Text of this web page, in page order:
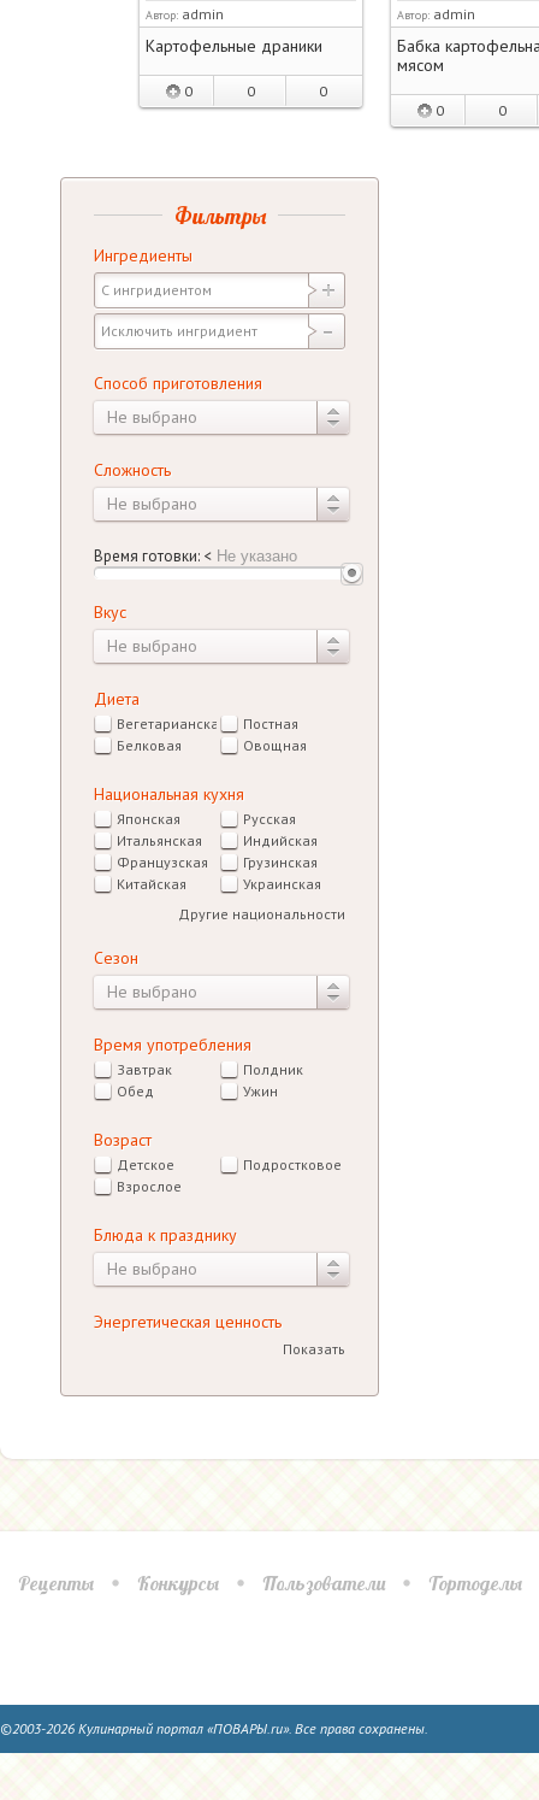
Автор: admin
Картофельные драники
0 0 0
Автор: admin
Бабка
мясом
0 0
Фильтры
Ингредиенты
Способ приготовления
Не выбрано
Сложность
Не выбрано
Время готовки: <
Вкус
Не выбрано
Диета
Вегетарианская
Постная
Белковая
Овощная
Национальная кухня
Японская
Русская
Итальянская
Индийская
Французская
Грузинская
Китайская
Украинская
Другие национальности
Сезон
Не выбрано
Время употребления
Завтрак
Полдник
Обед
Ужин
Возраст
Детское
Подростковое
Взрослое
Блюда к празднику
Не выбрано
Энергетическая ценность
Показать
Рецепты Конкурсы Пользователи Тортоделы
©2003-2026 Кулинарный портал «ПОВАРЫ.ru». Все права сохранены.